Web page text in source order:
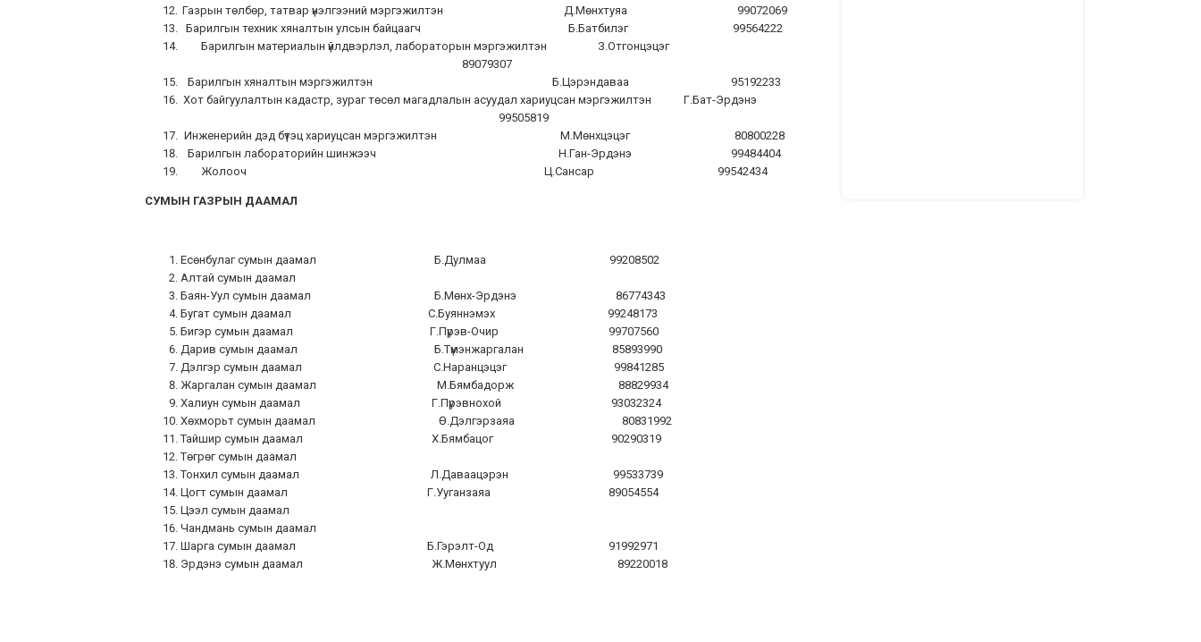
Газрын төлбөр, татвар үнэлгээний мэргэжилтэн Д.Мөнхтуяа 99072069
Барилгын техник хяналтын улсын байцаагч Б.Батбилэг 99564222
Барилгын материалын үйлдвэрлэл, лабораторын мэргэжилтэн З.Отгонцэцэг
89079307
Барилгын хяналтын мэргэжилтэн Б.Цэрэндаваа 95192233
Хот байгуулалтын кадастр, зураг төсөл магадлалын асуудал хариуцсан мэргэжилтэн Г.Бат-Эрдэнэ
99505819
Инженерийн дэд бүтэц хариуцсан мэргэжилтэн М.Мөнхцэцэг 80800228
Барилгын лабораторийн шинжээч Н.Ган-Эрдэнэ 99484404
Жолооч Ц.Сансар 99542434
СУМЫН ГАЗРЫН ДААМАЛ
Есөнбулаг сумын даамал Б.Дулмаа 99208502
Алтай сумын даамал
Баян-Уул сумын даамал Б.Мөнх-Эрдэнэ 86774343
Бугат сумын даамал С.Буяннэмэх 99248173
Бигэр сумын даамал Г.Пүрэв-Очир 99707560
Дарив сумын даамал Б.Түмэнжаргалан 85893990
Дэлгэр сумын даамал С.Наранцэцэг 99841285
Жаргалан сумын даамал М.Бямбадорж 88829934
Халиун сумын даамал Г.Пүрэвнохой 93032324
Хөхморьт сумын даамал Ө.Дэлгэрзаяа 80831992
Тайшир сумын даамал Х.Бямбацог 90290319
Төгрөг сумын даамал
Тонхил сумын даамал Л.Даваацэрэн 99533739
Цогт сумын даамал Г.Ууганзаяа 89054554
Цээл сумын даамал
Чандмань сумын даамал
Шарга сумын даамал Б.Гэрэлт-Од 91992971
Эрдэнэ сумын даамал Ж.Мөнхтуул 89220018